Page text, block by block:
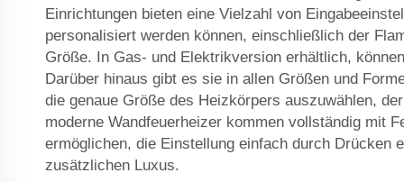
Einrichtungen bieten eine Vielzahl von
personalisiert werden können, einschließlich der
Größe. In Gas- und Elektrikversion erhältlich,
Darüber hinaus gibt es sie in allen Größen und
die genaue Größe des Heizkörpers auszuwählen,
moderne Wandfeuerheizer kommen vollständig mit
ermöglichen, die Einstellung einfach durch Drücken
zusätzlichen Luxus.